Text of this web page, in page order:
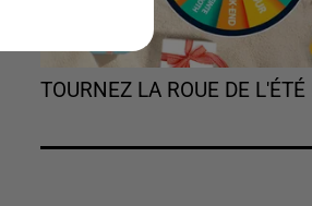
TOURNEZ LA ROUE DE L'ÉTÉ